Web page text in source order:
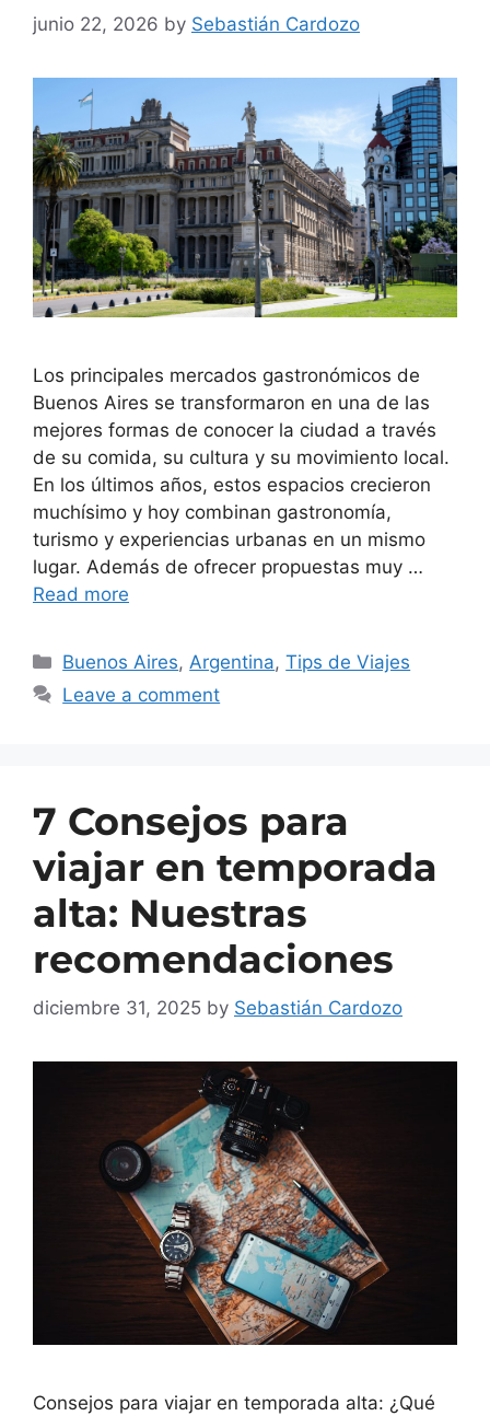
junio 22, 2026 by Sebastián Cardozo
Los principales mercados gastronómicos de
Buenos Aires se transformaron en una de las
mejores formas de conocer la ciudad a través
de su comida, su cultura y su movimiento local.
En los últimos años, estos espacios crecieron
muchísimo y hoy combinan gastronomía,
turismo y experiencias urbanas en un mismo
lugar. Además de ofrecer propuestas muy …
Read more
Buenos Aires, Argentina,Tips de Viajes
Leave a comment
7 Consejos para
viajar en temporada
alta: Nuestras
recomendaciones
diciembre 31, 2025 by Sebastián Cardozo
Consejos para viajar en temporada alta: ¿Qué